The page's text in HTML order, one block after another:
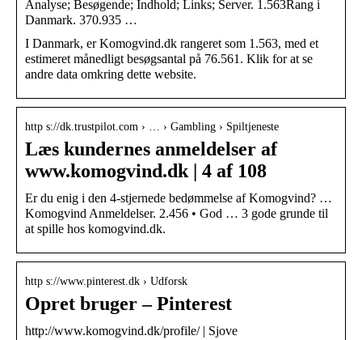
Analyse; Besøgende; Indhold; Links; Server. 1.563Rang i
Danmark. 370.935 …
I Danmark, er Komogvind.dk rangeret som 1.563, med et
estimeret månedligt besøgsantal på 76.561. Klik for at se
andre data omkring dette website.
http s://dk.trustpilot.com › … › Gambling › Spiltjeneste
Læs kundernes anmeldelser af
www.komogvind.dk | 4 af 108
Er du enig i den 4-stjernede bedømmelse af Komogvind? …
Komogvind Anmeldelser. 2.456 • God … 3 gode grunde til
at spille hos komogvind.dk.
http s://www.pinterest.dk › Udforsk
Opret bruger – Pinterest
http://www.komogvind.dk/profile/ | Sjove